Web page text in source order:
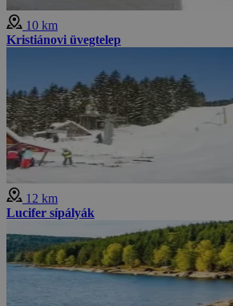
10 km
Kristiánovi üvegtelep
12 km
Lucifer sípályák